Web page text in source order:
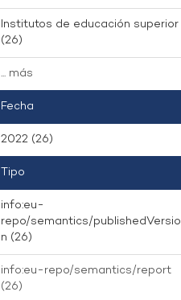
Institutos de educación superior
(26)
... más
Fecha
2022 (26)
Tipo
info:eu-
repo/semantics/publishedVersio
n (26)
info:eu-repo/semantics/report
(26)